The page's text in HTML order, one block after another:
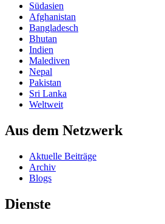
Südasien
Afghanistan
Bangladesch
Bhutan
Indien
Malediven
Nepal
Pakistan
Sri Lanka
Weltweit
Aus dem Netzwerk
Aktuelle Beiträge
Archiv
Blogs
Dienste